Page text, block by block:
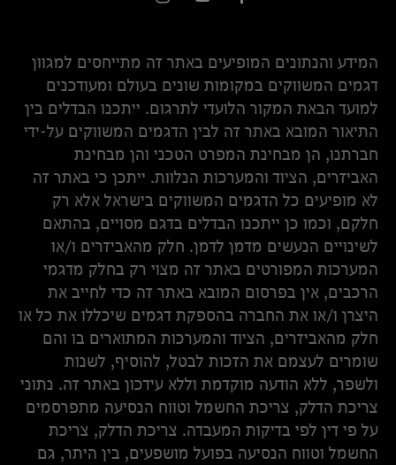
המידע והנתונים המופיעים באתר זה מתייחסים למגוון
דגמים המשווקים במקומות שונים בעולם ומעודכנים
למועד הבאת המקור הלועדי לתרגום. ייתכנו הבדלים בין
התיאור המובא באתר זה לבין הדגמים המשווקים על-ידי
חברתנו, הן מבחינת המפרט הטכני והן מבחינת
האביזרים, הציוד והמערכות הנלוות. ייתכן כי באתר זה
לא מופיעים כל הדגמים המשווקים בישראל אלא רק
חלקם, וכמו כן ייתכנו הבדלים בדגם מסויים, בהתאם
לשינויים הנעשים מדמן לדמן. חלק מהאביזרים ו/או
המערכות המפורטים באתר זה מצוי רק בחלק מדגמי
הרכבים, אין בפרסום המובא באתר זה כדי לחייב את
היצרן ו/או את החברה בהספקת דגמים שיכללו את כל או
חלק מהאביזרים, הציוד והמערכות המתוארים בו והם
שומרים לעצמם את הזכות לבטל, להוסיף, לשנות
ולשפר, ללא הודעה מוקדמת וללא עידכון באתר זה. נתוני
צריכת הדלק, צריכת החשמל וטווח הנסיעה מתפרסמים
על פי דין לפי בדיקות המעבדה. צריכת הדלק, צריכת
החשמל וטווח הנסיעה בפועל מושפעים, בין היתר, גם